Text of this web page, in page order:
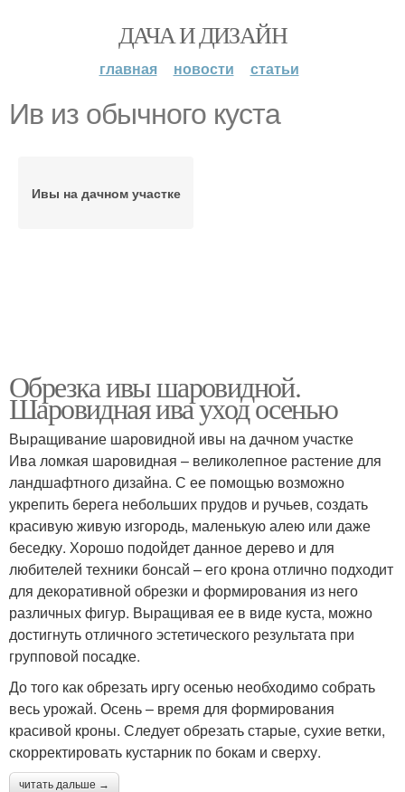
ДАЧА И ДИЗАЙН
главная новости статьи
Ив из обычного куста
Ивы на дачном участке
Обрезка ивы шаровидной.
Шаровидная ива уход осенью
Выращивание шаровидной ивы на дачном участке
Ива ломкая шаровидная – великолепное растение для
ландшафтного дизайна. С ее помощью возможно
укрепить берега небольших прудов и ручьев, создать
красивую живую изгородь, маленькую алею или даже
беседку. Хорошо подойдет данное дерево и для
любителей техники бонсай – его крона отлично подходит
для декоративной обрезки и формирования из него
различных фигур. Выращивая ее в виде куста, можно
достигнуть отличного эстетического результата при
групповой посадке.
До того как обрезать иргу осенью необходимо собрать
весь урожай. Осень – время для формирования
красивой кроны. Следует обрезать старые, сухие ветки,
скорректировать кустарник по бокам и сверху.
читать дальше →